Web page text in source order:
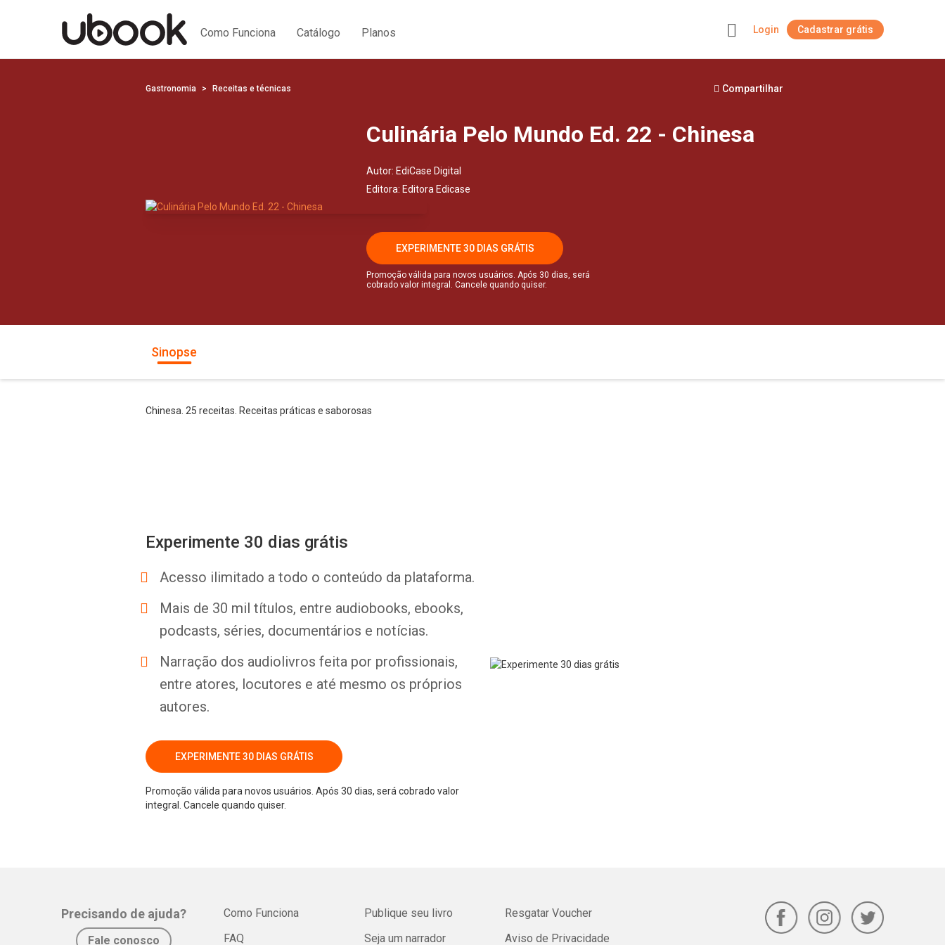
Como Funciona Catálogo Planos Login Cadastrar grátis
Gastronomia Receitas e técnicas Compartilhar
Culinária Pelo Mundo Ed. 22 - Chinesa
Autor: EdiCase Digital
Editora: Editora Edicase
EXPERIMENTE 30 DIAS GRÁTIS
Promoção válida para novos usuários. Após 30 dias, será
cobrado valor integral. Cancele quando quiser.
Sinopse
Chinesa. 25 receitas. Receitas práticas e saborosas
Experimente 30 dias grátis
Acesso ilimitado a todo o conteúdo da plataforma.
Mais de 30 mil títulos, entre audiobooks, ebooks,
podcasts, séries, documentários e notícias.
Narração dos audiolivros feita por profissionais,
entre atores, locutores e até mesmo os próprios
autores.
EXPERIMENTE 30 DIAS GRÁTIS
Promoção válida para novos usuários. Após 30 dias, será cobrado valor
integral. Cancele quando quiser.
Precisando de ajuda?
Fale conosco
Como Funciona
FAQ
Publique seu livro
Seja um narrador
Resgatar Voucher
Aviso de Privacidade
Twitter E-mail